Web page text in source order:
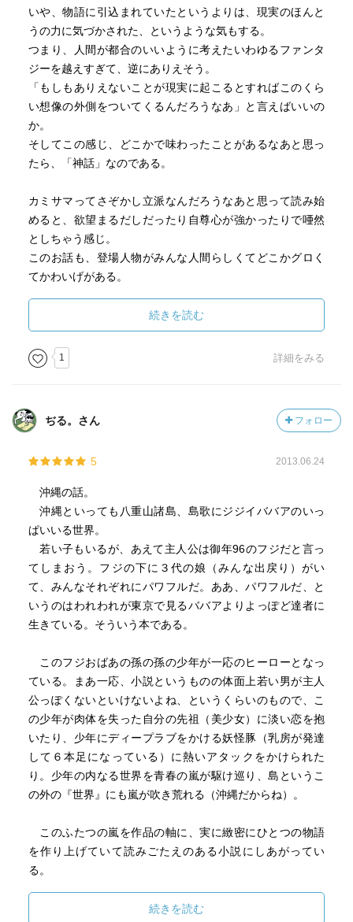
いや、物語に引込まれていたというよりは、現実のほんと
うの力に気づかされた、というような気もする。
つまり、人間が都合のいいように考えたいわゆるファンタ
ジーを越えすぎて、逆にありえそう。
「もしもありえないことが現実に起こるとすればこのくら
い想像の外側をついてくるんだろうなあ」と言えばいいの
か。
そしてこの感じ、どこかで味わったことがあるなあと思っ
たら、「神話」なのである。
カミサマってさぞかし立派なんだろうなあと思って読み始
めると、欲望まるだしだったり自尊心が強かったりで唖然
としちゃう感じ。
このお話も、登場人物がみんな人間らしくてどこかグロく
てかわいげがある。
たら、ただのキャラ描写なのか！なんてことが結構あった
りして。
これはもう、ストーリーの外側、「世界」そのものを描い
ているみたいだ。
それでもって、なによりテーマに共感する。
「自然への畏怖」が失われた世界で、人はたぶん長く生き
続きを読む
1 詳細をみる
ぢる。さん フォロー
5 2013.06.24
沖縄の話。
沖縄といっても八重山諸島、島歌にジジイババアのいっ
ぱいいる世界。
若い子もいるが、あえて主人公は御年96のフジだと言っ
てしまおう。フジの下に３代の娘（みんな出戻り）がい
て、みんなそれぞれにパワフルだ。ああ、パワフルだ、と
いうのはわれわれが東京で見るババアよりよっぽど達者に
生きている。そういう本である。
このフジおばあの孫の孫の少年が一応のヒーローとなっ
ている。まあ一応、小説というものの体面上若い男が主人
公っぽくないといけないよね、というくらいのもので、こ
の少年が肉体を失った自分の先祖（美少女）に淡い恋を抱
いたり、少年にディープラブをかける妖怪豚（乳房が発達
して６本足になっている）に熱いアタックをかけられた
り。少年の内なる世界を青春の嵐が駆け巡り、島というこ
の外の『世界』にも嵐が吹き荒れる（沖縄だからね）。
このふたつの嵐を作品の軸に、実に緻密にひとつの物語
を作り上げていて読みごたえのある小説にしあがってい
る。
た」とは言わない。あまりにもにおいにあふれていて、熱
続きを読む